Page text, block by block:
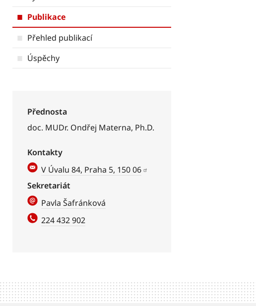
Publikace
Přehled publikací
Úspěchy
Přednosta
doc. MUDr. Ondřej Materna, Ph.D.
Kontakty
V Úvalu 84, Praha 5, 150 06
Sekretariát
Pavla Šafránková
224 432 902